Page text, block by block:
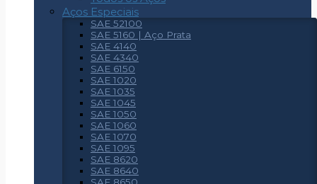
Aços Especiais
SAE 52100
SAE 5160 | Aço Prata
SAE 4140
SAE 4340
SAE 6150
SAE 1020
SAE 1035
SAE 1045
SAE 1050
SAE 1060
SAE 1070
SAE 1095
SAE 8620
SAE 8640
SAE 8650